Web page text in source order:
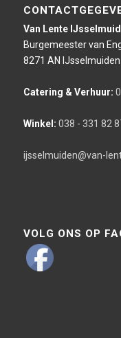
Van Lente
Burgemeester van
8271 AN IJsselmuiden
Catering & Verhuur:
Winkel: 038 - 331 82
ijsselmuiden@van-
VOLG ONS OP